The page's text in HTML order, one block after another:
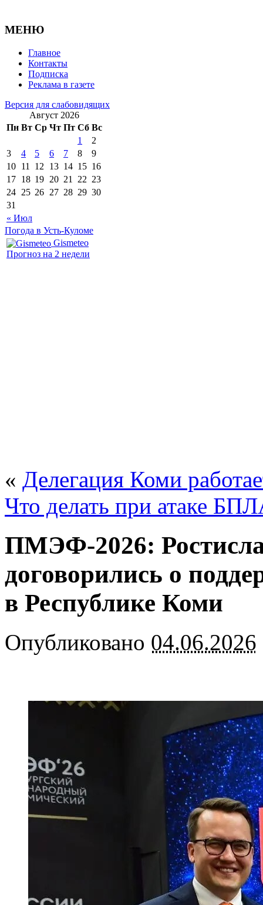
МЕНЮ
Главное
Контакты
Подписка
Реклама в газете
Версия для слабовидящих
Август 2026
Пн Вт Ср Чт Пт Сб Вс
« Июл
1
2
3
4 5 6 7 8
9
10 11 12 13 14 15 16
17 18 19 20 21 22 23
24 25 26 27 28 29 30
31
Погода в Усть-Куломе
Gismeteo
Прогноз на 2 недели
« Делегация Коми
Что делать при атаке
ПМЭФ-2026:
договорились о
в Республике Коми
Опубликовано 04.06.2026